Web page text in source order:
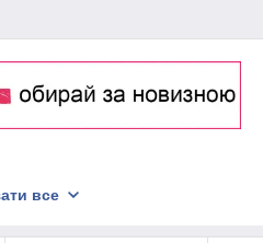
все